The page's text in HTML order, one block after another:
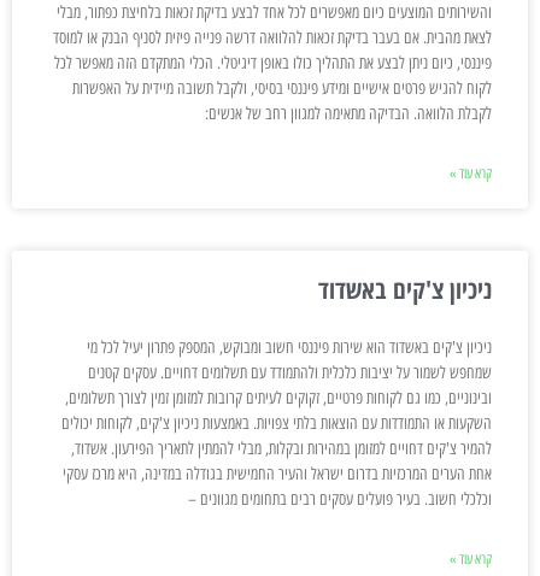
והשירותים המוצעים כיום מאפשרים לכל אחד לבצע בדיקת זכאות בלחיצת כפתור, מבלי
לצאת מהבית. אם בעבר בדיקת זכאות להלוואה דרשה פנייה פיזית לסניף הבנק או למוסד
פיננסי, כיום ניתן לבצע את התהליך כולו באופן דיגיטלי. הכלי המתקדם הזה מאפשר לכל
לקוח להגיש פרטים אישיים ומידע פיננסי בסיסי, ולקבל תשובה מיידית על האפשרות
לקבלת הלוואה. הבדיקה מתאימה למגוון רחב של אנשים:
קרא עוד »
ניכיון צ'קים באשדוד
ניכיון צ'קים באשדוד הוא שירות פיננסי חשוב ומבוקש, המספק פתרון יעיל לכל מי
שמחפש לשמור על יציבות כלכלית ולהתמודד עם תשלומים דחויים. עסקים קטנים
ובינוניים, כמו גם לקוחות פרטיים, זקוקים לעיתים קרובות למזומן זמין לצורך תשלומים,
השקעות או התמודדות עם הוצאות בלתי צפויות. באמצעות ניכיון צ'קים, לקוחות יכולים
להמיר צ'קים דחויים למזומן במהירות ובקלות, מבלי להמתין לתאריך הפירעון. אשדוד,
אחת הערים המרכזיות בדרום ישראל והעיר החמישית בגודלה במדינה, היא מרכז עסקי
וכלכלי חשוב. בעיר פועלים עסקים רבים בתחומים מגוונים –
קרא עוד »